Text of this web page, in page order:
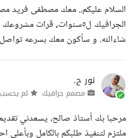
السلام عليكم.. معك مصطفى فريد
الجرافيك ل٥سنوات, قرات
شاءالله. و سأكون معك بسرعه
نور ح.
مصمم جرافيك لم يحسب
مرحبا بك أستاذ صالح، يسعدني
ملتزم لتنفيذ طلبكم بالكامل